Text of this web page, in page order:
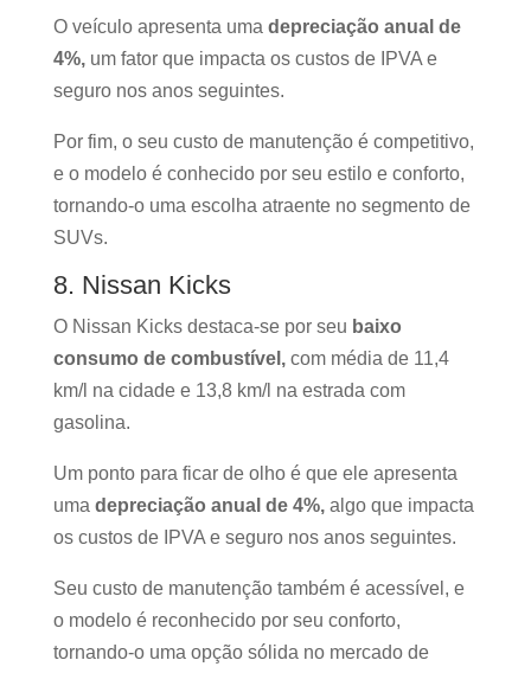
O veículo apresenta uma depreciação anual de
4%,um fator que impacta os custos de IPVA e
seguro nos anos seguintes.
Por fim, o seu custo de manutenção é competitivo,
e o modelo é conhecido por seu estilo e conforto,
tornando-o uma escolha atraente no segmento de
SUVs.
8. Nissan Kicks
O Nissan Kicks destaca-se por seu baixo
consumo de combustível, com média de 11,4
km/l na cidade e 13,8 km/l na estrada com
gasolina.
Um ponto para ficar de olho é que ele apresenta
uma depreciação anual de 4%, algo que impacta
os custos de IPVA e seguro nos anos seguintes.
Seu custo de manutenção também é acessível, e
o modelo é reconhecido por seu conforto,
tornando-o uma opção sólida no mercado de